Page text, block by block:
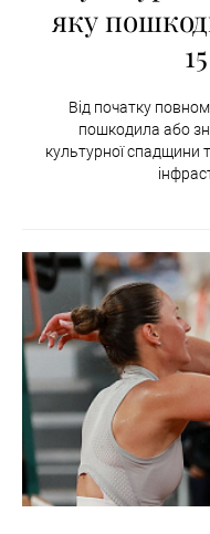
яку
Від початку
пошкодила або
культурної спадщини